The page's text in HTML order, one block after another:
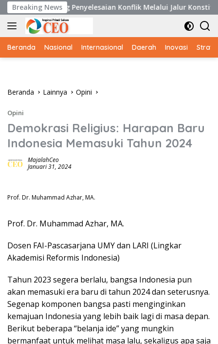
Langsung
ke
konten
Breaking News
Penyelesaian Konflik Melalui Jalur Konstitusional
Beranda Nasional Internasional Daerah Inovasi
Beranda Lainnya Opini
Opini
Demokrasi Religius: Harapan Baru
Indonesia Memasuki Tahun 2024
MajalahCeo
Januari 31, 2024
Prof. Dr. Muhammad Azhar, MA.
Prof. Dr. Muhammad Azhar, MA.
Dosen FAI-Pascasarjana UMY dan LARI (Lingkar
Akademisi Reformis Indonesia)
Tahun 2023 segera berlalu, bangsa Indonesia pun
akan memasuki era baru di tahun 2024 dan seterusnya.
Segenap komponen bangsa pasti menginginkan
kemajuan Indonesia yang lebih baik lagi di masa depan.
Berikut beberapa “belanja ide” yang mungkin
bermanfaat untuk melihat masa lalu, sekaligus apa saja